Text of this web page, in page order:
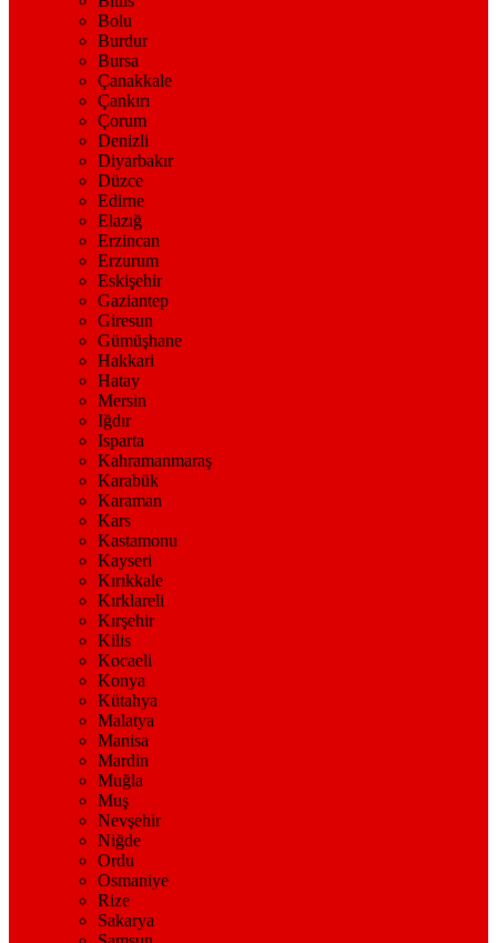
Bolu
Burdur
Bursa
Çanakkale
Çankırı
Çorum
Denizli
Diyarbakır
Düzce
Edirne
Elazığ
Erzincan
Erzurum
Eskişehir
Gaziantep
Giresun
Gümüşhane
Hakkari
Hatay
Mersin
Iğdır
Isparta
Kahramanmaraş
Karabük
Karaman
Kars
Kastamonu
Kayseri
Kırıkkale
Kırklareli
Kırşehir
Kilis
Kocaeli
Konya
Kütahya
Malatya
Manisa
Mardin
Muğla
Muş
Nevşehir
Niğde
Ordu
Osmaniye
Rize
Sakarya